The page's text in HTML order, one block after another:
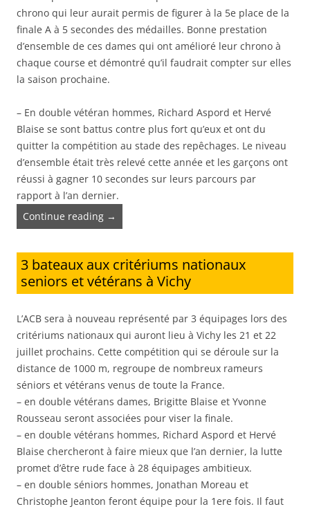
chrono qui leur aurait permis de figurer à la 5e place de la
finale A à 5 secondes des médailles. Bonne prestation
d’ensemble de ces dames qui ont amélioré leur chrono à
chaque course et démontré qu’il faudrait compter sur elles
la saison prochaine.
– En double vétéran hommes, Richard Aspord et Hervé
Blaise se sont battus contre plus fort qu’eux et ont du
quitter la compétition au stade des repêchages. Le niveau
d’ensemble était très relevé cette année et les garçons ont
réussi à gagner 10 secondes sur leurs parcours par
rapport à l’an dernier.
Continue reading →
3 bateaux aux critériums nationaux
seniors et vétérans à Vichy
L’ACB sera à nouveau représenté par 3 équipages lors des
critériums nationaux qui auront lieu à Vichy les 21 et 22
juillet prochains. Cette compétition qui se déroule sur la
distance de 1000 m, regroupe de nombreux rameurs
séniors et vétérans venus de toute la France.
– en double vétérans dames, Brigitte Blaise et Yvonne
Rousseau seront associées pour viser la finale.
– en double vétérans hommes, Richard Aspord et Hervé
Blaise chercheront à faire mieux que l’an dernier, la lutte
promet d’être rude face à 28 équipages ambitieux.
– en double séniors hommes, Jonathan Moreau et
Christophe Jeanton feront équipe pour la 1ere fois. Il faut